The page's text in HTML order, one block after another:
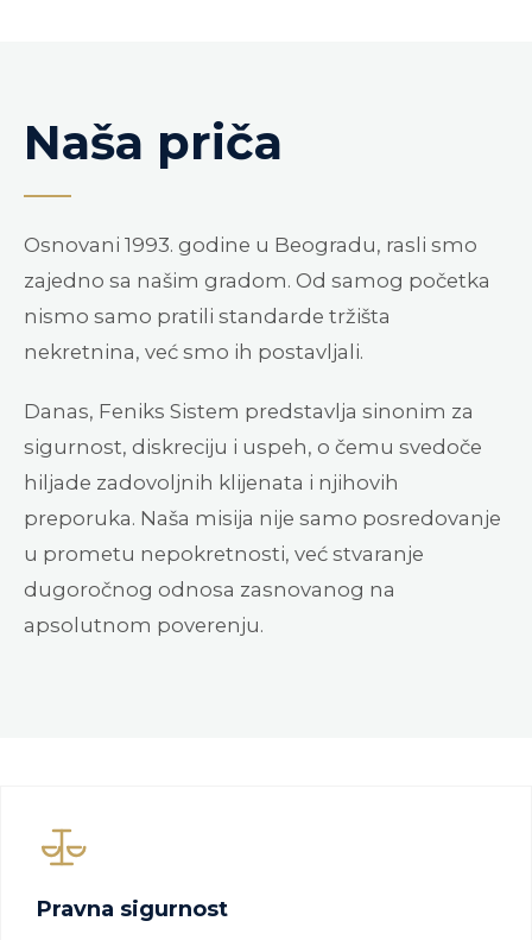
Naša priča
Osnovani 1993. godine u Beogradu, rasli smo
zajedno sa našim gradom. Od samog početka
nismo samo pratili standarde tržišta
nekretnina, već smo ih postavljali.
Danas, Feniks Sistem predstavlja sinonim za
sigurnost, diskreciju i uspeh, o čemu svedoče
hiljade zadovoljnih klijenata i njihovih
preporuka. Naša misija nije samo posredovanje
u prometu nepokretnosti, već stvaranje
dugoročnog odnosa zasnovanog na
apsolutnom poverenju.
Pravna sigurnost